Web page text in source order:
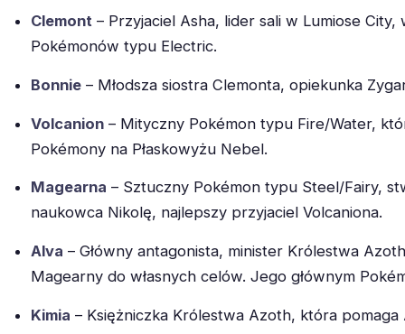
Clemont – Przyjaciel Asha, lider sali w Lumiose City,
Pokémonów typu Electric.
Bonnie – Młodsza siostra Clemonta, opiekunka
Volcanion – Mityczny Pokémon typu Fire/Water,
Pokémony na Płaskowyżu Nebel.
Magearna – Sztuczny Pokémon typu Steel/Fairy,
naukowca Nikolę, najlepszy przyjaciel Volcaniona.
Alva – Główny antagonista, minister Królestwa
Magearny do własnych celów. Jego głównym
Kimia – Księżniczka Królestwa Azoth, która